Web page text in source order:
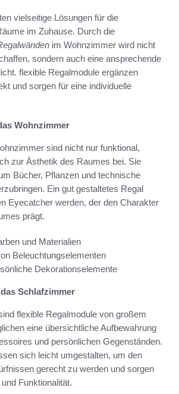
vielseitige Lösungen für die
im Zuhause. Durch die
im Wohnzimmer wird nicht
sondern auch eine ansprechende
flexible Regalmodule ergänzen
und sorgen für eine individuelle
Wohnzimmer
sind nicht nur funktional,
zur Ästhetik des Raumes bei. Sie
Bücher, Pflanzen und technische
Ein gut gestaltetes Regal
Eyecatcher werden, der den Charakter
prägt.
und Materialien
Beleuchtungselementen
Dekorationselemente
Schlafzimmer
flexible Regalmodule von großem
eine übersichtliche Aufbewahrung
und persönlichen Gegenständen.
sich leicht umgestalten, um den
gerecht zu werden und sorgen
Funktionalität.